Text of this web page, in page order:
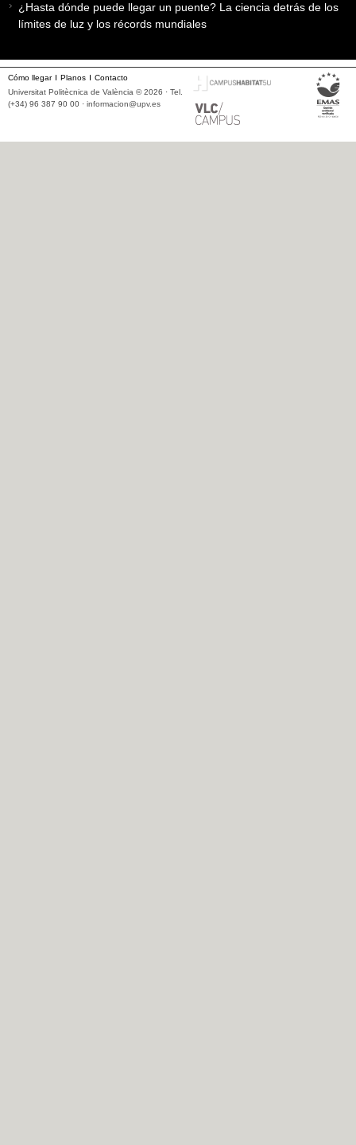
¿Hasta dónde puede llegar un puente? La ciencia detrás de los
límites de luz y los récords mundiales
Cómo llegar Planos
Contacto
Universitat Politècnica de València © 2026 · Tel.
(+34) 96 387 90 00 · informacion@upv.es